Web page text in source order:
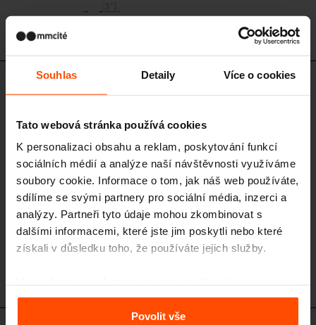
Souhlas Detaily Více o cookies
Tato webová stránka používá cookies
K personalizaci obsahu a reklam, poskytování funkcí
sociálních médií a analýze naší návštěvnosti využíváme
soubory cookie. Informace o tom, jak náš web používáte,
sdílíme se svými partnery pro sociální média, inzerci a
analýzy. Partneři tyto údaje mohou zkombinovat s
dalšími informacemi, které jste jim poskytli nebo které
získali v důsledku toho, že používáte jejich služby.
osobních údajů.
Povolit vše
nerezový / hliníkový popelník se zhášečem cigaret; 1l